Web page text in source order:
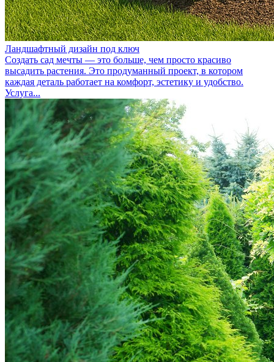
Ландшафтный дизайн под ключ
Создать сад мечты — это больше, чем просто красиво
высадить растения. Это продуманный проект, в котором
каждая деталь работает на комфорт, эстетику и удобство.
Услуга...